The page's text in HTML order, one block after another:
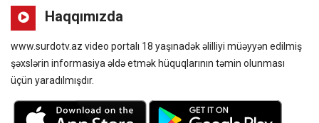
Haqqımızda
www.surdotv.az video portalı 18 yaşınadək əlilliyi müəyyən edilmiş
şəxslərin informasiya əldə etmək hüquqlarının təmin olunması
üçün yaradılmışdır.